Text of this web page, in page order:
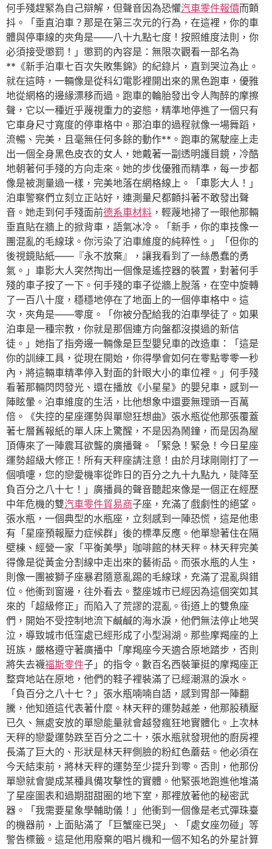
何手殘趕緊為自己辯解，但聲音因為恐懼汽車零件報價而顫
抖。「垂直泊車？那是在第三次元的行為，在這裡，你的車
體與停車線的夾角是——八十九點七度！按照維度法則，你
必須接受懲罰！」懲罰的內容是：無限次觀看一部名為
**《新手泊車七百次失敗集錦》的紀錄片，直到哭泣為止。
就在這時，一輛像是從科幻電影裡開出來的黑色跑車，優雅
地從網格的邊緣漂移而過。跑車的輪胎發出令人陶醉的摩擦
聲，它以一種近乎蔑視重力的姿態，精準地停進了一個只有
它車身尺寸寬度的停車格中。那泊車的過程就像一場舞蹈，
流暢、完美，且毫無任何多餘的動作**。跑車的駕駛座上走
出一個全身黑色皮衣的女人，她戴著一副透明護目鏡，冷酷
地朝著何手殘的方向走來。她的步伐優雅而精準，每一步都
像是被測量過一樣，完美地落在網格線上。「車影大人！」
泊車警察們立刻立正站好，連測量尺都顫抖著不敢發出聲
音。她走到何手殘面前德系車材料 ，輕蔑地掃了一眼他那輛
垂直貼在牆上的掀背車，語氣冰冷。「新手，你的車技像一
團混亂的毛線球。你污染了泊車維度的純粹性。」「但你的
後視鏡貼紙——『永不放棄』，讓我看到了一絲愚蠢的勇
氣。」車影大人突然掏出一個像是遙控器的裝置，對著何手
殘的車子按了一下。何手殘的車子從牆上脫落，在空中旋轉
了一百八十度，穩穩地停在了地面上的一個停車格中。這
次，夾角是——零度。「你被分配給我的泊車學徒了。如果
泊車是一種宗教，你就是那個連方向盤都沒摸過的新信
徒。」她指了指旁邊一輛像是巨型嬰兒車的改造車：「這是
你的訓練工具，從現在開始，你得學會如何在零點零零一秒
內，將這輛車精準停入對面的針眼大小的車位裡。」何手殘
看著那輛閃閃發光、還在播放《小星星》的嬰兒車，感到一
陣眩暈。泊車維度的生活，比他想象中還要無理頭一百萬
倍。《失控的星座運勢與單戀狂想曲》張水瓶從他那張覆蓋
著七層舊報紙的單人床上驚醒，不是因為鬧鐘，而是因為屋
頂傳來了一陣震耳欲聾的廣播聲。「緊急！緊急！今日星座
運勢超級大修正！所有天秤座請注意！由於月球剛剛打了一
個噴嚏，您的戀愛機率從昨日的百分之九十九點九，陡降至
負百分之八十七！」廣播員的聲音聽起來像是一個正在經歷
中年危機的雙汽車零件貿易商子座，充滿了戲劇性的絕望。
張水瓶，一個典型的水瓶座，立刻感到一陣恐慌，這是他患
有「星座預報壓力症候群」後的標準反應。他單戀著住在隔
壁棟、經營一家「平衡美學」咖啡館的林天秤。林天秤完美
得像是從黃金分割線中走出來的藝術品。而張水瓶的人生，
則像一團被獅子座暴君隨意亂踢的毛線球，充滿了混亂與錯
位。他衝到窗邊，往外看去。整座城市已經因為這個突如其
來的「超級修正」而陷入了荒謬的混亂。街道上的雙魚座
們，開始不受控制地流下鹹鹹的海水淚，他們無法停止地哭
泣，導致城市低窪處已經形成了小型潟湖。那些摩羯座的上
班族，嚴格遵守著廣播中「摩羯座今天適合原地踏步，否則
將失去襪福斯零件子」的指令。數百名西裝筆挺的摩羯座正
整齊地站在原地，他們的鞋子裡裝滿了已經潮濕的淚水。
「負百分之八十七？」張水瓶喃喃自語，感到胃部一陣翻
騰，他知道這代表著什麼。林天秤的運勢越差，他那股積壓
已久、無處安放的單戀能量就會越發瘋狂地實體化。上次林
天秤的戀愛運勢跌至百分之二十，張水瓶就發現他的廚房裡
長滿了巨大的、形狀是林天秤側臉的粉紅色蘑菇。他必須在
今天結束前，將林天秤的運勢至少提升到零。否則，他那份
單戀就會變成某種具備攻擊性的實體。他緊張地跑進他堆滿
了星座圖表和過期甜甜圈的地下室，那裡放著他的秘密武
器。「我需要星象學輔助儀！」他衝到一個像是老式彈珠臺
的機器前，上面貼滿了「巨蟹座已哭」、「處女座勿碰」等
警告標籤。這是他用廢棄的唱片機和一個不知名的外星計算